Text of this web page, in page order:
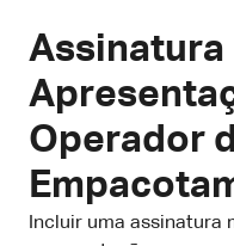
Assinatura
Operador
Incluir uma assinatura